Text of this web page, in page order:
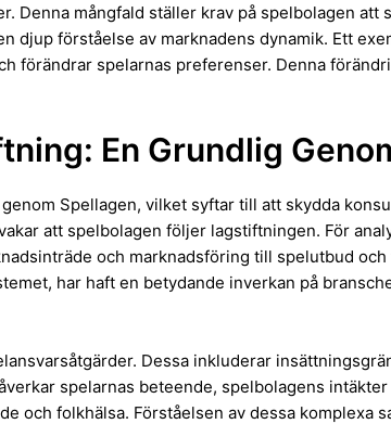
Denna mångfald ställer krav på spelbolagen
djup förståelse av marknadens dynamik. Ett
förändrar spelarnas preferenser. Denna
En Grundlig
Spellagen, vilket syftar till att skydda
att spelbolagen följer lagstiftningen. För
och marknadsföring till spelutbud
har haft en betydande inverkan på
Dessa inkluderar
spelarnas beteende, spelbolagens
och folkhälsa. Förståelsen av dessa komplexa